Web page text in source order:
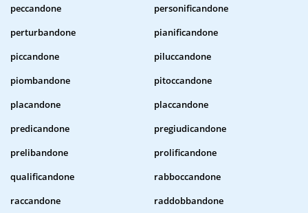
peccandone
personificandone
perturbandone
pianificandone
piccandone
piluccandone
piombandone
pitoccandone
placandone
placcandone
predicandone
pregiudicandone
prelibandone
prolificandone
qualificandone
rabboccandone
raccandone
raddobbandone